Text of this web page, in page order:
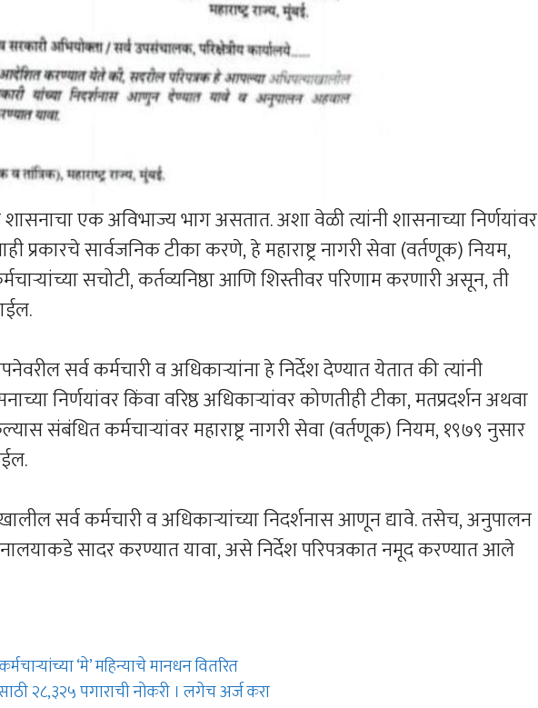
एक अविभाज्य भाग असतात. अशा वेळी त्यांनी शासनाच्या निर्णयांवर
प्रकारचे सार्वजनिक टीका करणे, हे महाराष्ट्र नागरी सेवा (वर्तणूक) नियम,
सचोटी, कर्तव्यनिष्ठा आणि शिस्तीवर परिणाम करणारी असून, ती
सर्व कर्मचारी व अधिकाऱ्यांना हे निर्देश देण्यात येतात की त्यांनी
निर्णयांवर किंवा वरिष्ठ अधिकाऱ्यांवर कोणतीही टीका, मतप्रदर्शन अथवा
संबंधित कर्मचाऱ्यांवर महाराष्ट्र नागरी सेवा (वर्तणूक) नियम, १९७९ नुसार
सर्व कर्मचारी व अधिकाऱ्यांच्या निदर्शनास आणून द्यावे. तसेच, अनुपालन
सादर करण्यात यावा, असे निर्देश परिपत्रकात नमूद करण्यात आले
‘मे’ महिन्याचे मानधन वितरित
२८,३२५ पगाराची नोकरी । लगेच अर्ज करा